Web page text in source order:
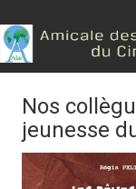
Nos
jeunesse